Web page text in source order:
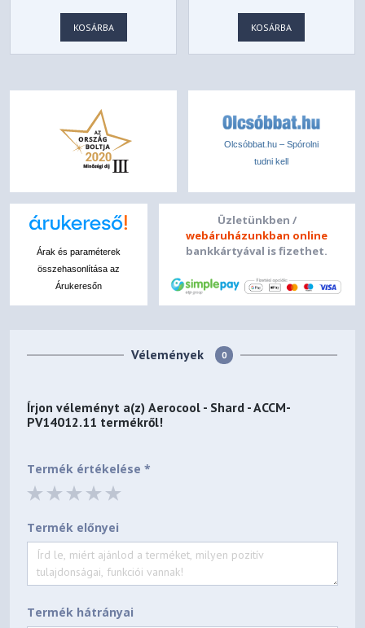
KOSÁRBA KOSÁRBA
Olcsóbbat.hu – Spórolni
tudni kell
Árak és paraméterek
összehasonlítása az
Árukeresőn
Üzletünkben /
webáruházunkban online
bankkártyával is fizethet.
Vélemények 0
Írjon véleményt a(z)Aerocool - Shard - ACCM-
PV14012.11 termékről!
Termék értékelése *
Termék előnyei
Termék hátrányai